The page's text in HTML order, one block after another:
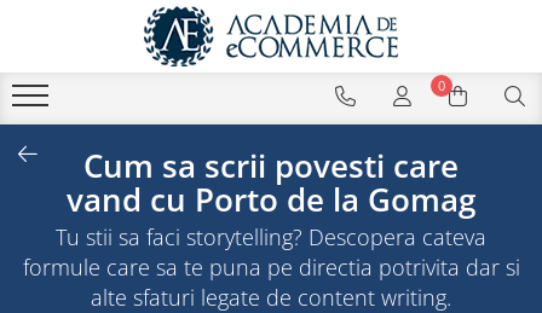
0
Cum sa scrii povesti care
vand cu Porto de la Gomag
Tu stii sa faci storytelling? Descopera cateva
formule care sa te puna pe directia potrivita dar si
alte sfaturi legate de content writing.